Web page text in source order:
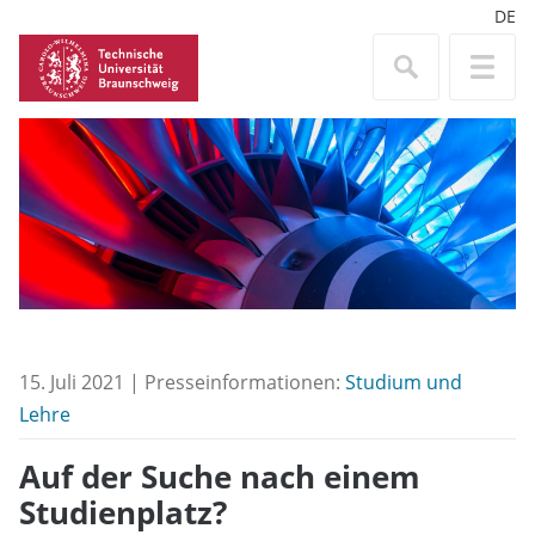
DE
15. Juli 2021 | Presseinformationen: Studium und
Lehre
Auf der Suche nach einem
Studienplatz?